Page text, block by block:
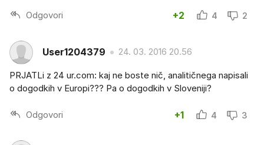
Odgovori +2 4 2
User1204379 24. 03. 2016 20.56
PRJATLi z 24 ur.com: kaj ne boste nič, analitičnega napisali
o dogodkih v Europi??? Pa o dogodkih v Sloveniji?
Odgovori +1 4 3